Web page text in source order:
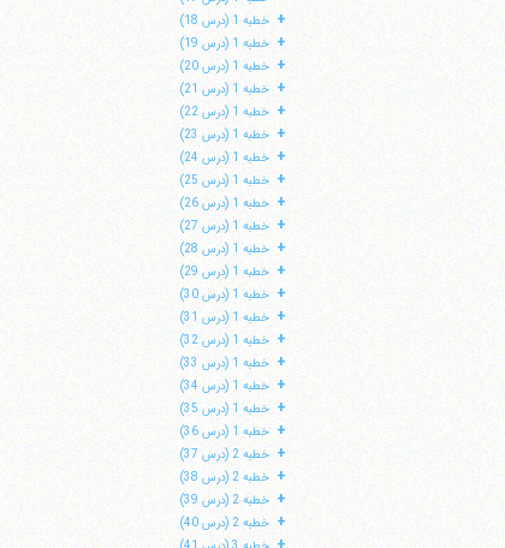
+ خطبه 1 (درس 18)
+ خطبه 1 (درس 19)
+ خطبه 1 (درس 20)
+ خطبه 1 (درس 21)
+ خطبه 1 (درس 22)
+ خطبه 1 (درس 23)
+ خطبه 1 (درس 24)
+ خطبه 1 (درس 25)
+ خطبه 1 (درس 26)
+ خطبه 1 (درس 27)
+ خطبه 1 (درس 28)
+ خطبه 1 (درس 29)
+ خطبه 1 (درس 30)
+ خطبه 1 (درس 31)
+ خطبه 1 (درس 32)
+ خطبه 1 (درس 33)
+ خطبه 1 (درس 34)
+ خطبه 1 (درس 35)
+ خطبه 1 (درس 36)
+ خطبه 2 (درس 37)
+ خطبه 2 (درس 38)
+ خطبه 2 (درس 39)
+ خطبه 2 (درس 40)